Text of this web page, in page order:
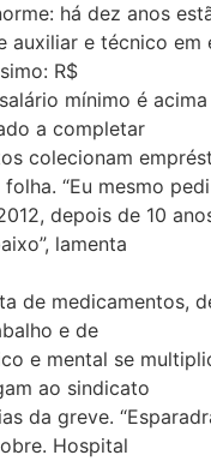
há dez anos
auxiliar e técnico em
R$
mínimo é
a completar
colecionam
“Eu mesmo pedi
depois de 10
lamenta
de medicamentos,
e de
e mental se
ao sindicato
da greve.
Hospital